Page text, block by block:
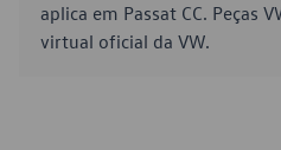
aplica em Passat CC. Peças
virtual oficial da VW.